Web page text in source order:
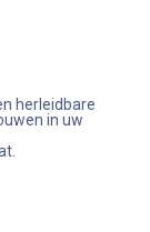
herleidbare
in uw